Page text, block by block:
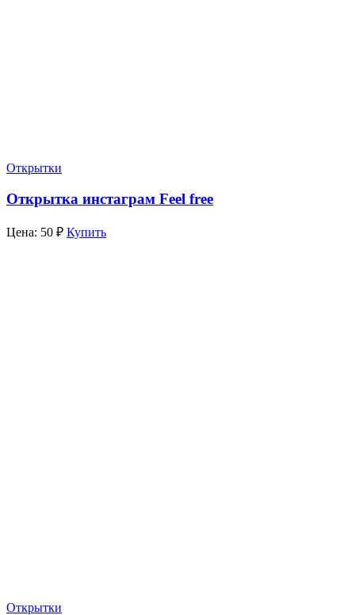
Открытки
Открытка инстаграм Feel free
Цена: 50 ₽ Купить
Открытки